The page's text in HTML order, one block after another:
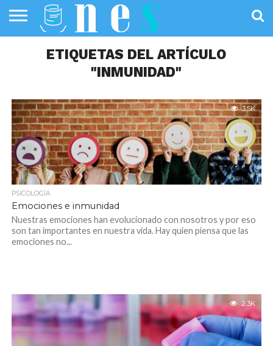
PÚBLICA
SANIDAD
INVESTIGACIÓN
ENTREVISTAS
PROFESIONALES
DE LA SALUD
INFOGRAFÍAS
DE SALUD
OPINIÓNETIQUETAS DEL ARTÍCULO
"INMUNIDAD"
3.5K
PSICOLOGÍA
Emociones e inmunidad
Nuestras emociones han evolucionado con nosotros y por eso
son tan importantes en nuestra vida. Hay quien piensa que las
emociones no...
2.3K